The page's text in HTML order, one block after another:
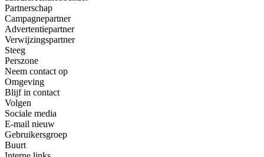
Partnerschap
Campagnepartner
Advertentiepartner
Verwijzingspartner
Steeg
Perszone
Neem contact op
Omgeving
Blijf in contact
Volgen
Sociale media
E-mail nieuw
Gebruikersgroep
Buurt